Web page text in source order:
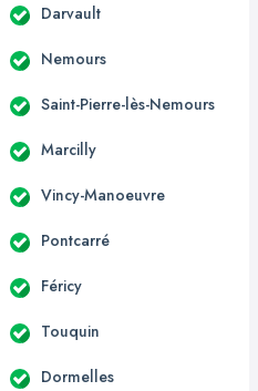
Darvault
Nemours
Saint-Pierre-lès-Nemours
Marcilly
Vincy-Manoeuvre
Pontcarré
Féricy
Touquin
Dormelles